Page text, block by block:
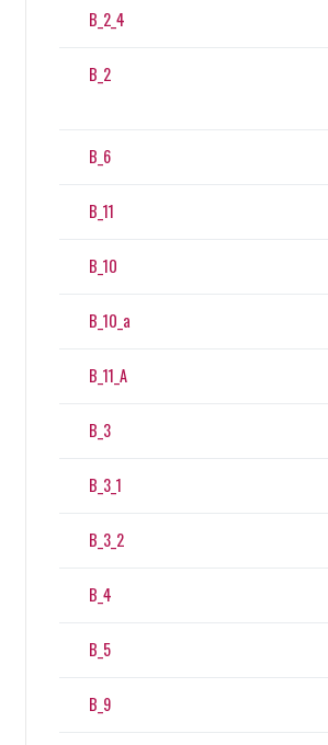
B_2_4
B_2
B_6
B_11
B_10
B_10_a
B_11_A
B_3
B_3_1
B_3_2
B_4
B_5
B_9